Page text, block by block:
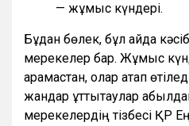
— жұмыс күндері.
Бұдан бөлек, бұл айда
мерекелер бар. Жұмыс
қарамастан, олар атап
жандар құттықтаулар
мерекелердің тізбесі ҚР